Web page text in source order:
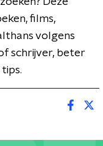
films,
volgens
schrijver, beter